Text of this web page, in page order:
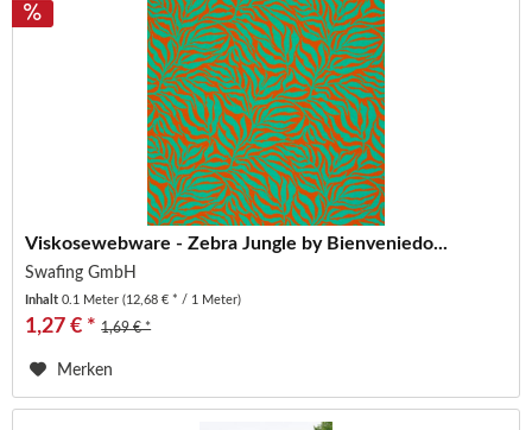
Viskosewebware - Zebra Jungle by Bienveniedo...
Swafing GmbH
Inhalt0.1 Meter(12,68 € * / 1 Meter)
1,27 € * 1,69 € *
Merken